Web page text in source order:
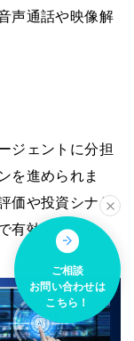
声通話や映像解
ジェントに分担
を進められま
価や投資シナリ
有効です。
ご相談
お問い合わせは
こちら！